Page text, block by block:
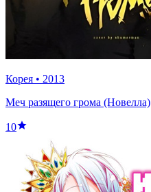
Корея • 2013
Меч разящего грома (Новелла)
10